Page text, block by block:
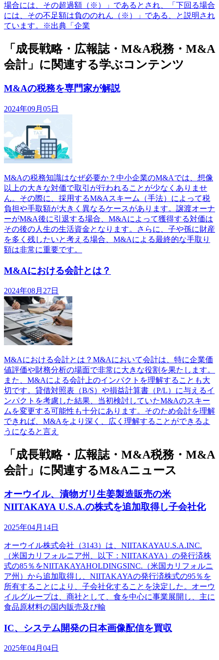
場合には、その超過額（※）」であるとされ、「下回る場合
には、その不足額は負ののれん（※）」である、と説明され
ています。※出典「企業
「成長戦略・広報誌・M&A税務・M&A
会計」に関連する学ぶコンテンツ
M&Aの税務を専門家が解説
2024年09月05日
M&Aの税務知識はなぜ必要か？中小企業のM&Aでは、想像
以上の大きな対価で取引が行われることが少なくありませ
ん。その際に、採用するM&Aスキーム（手法）によって税
負担や手取額が大きく異なるケースがあります。譲渡オーナ
ーがM&A後に引退する場合、M&Aによって獲得する対価は
その後の人生の生活資金となります。さらに、子や孫に財産
を多く残したいと考える場合、M&Aによる最終的な手取り
額は非常に重要です。
M&Aにおける会計とは？
2024年08月27日
M&Aにおける会計とは？M&Aにおいて会計は、特に企業価
値評価や財務分析の場面で非常に大きな役割を果たします。
また、M&Aによる会計上のインパクトを理解することも大
切です。貸借対照表（B/S）や損益計算書（P/L）に与えるイ
ンパクトを考慮した結果、当初検討していたM&Aのスキー
ムを変更する可能性も十分にあります。そのため会計を理解
できれば、M&Aをより深く、広く理解することができるよ
うになると言え
「成長戦略・広報誌・M&A税務・M&A
会計」に関連するM&Aニュース
オーウイル、漬物ガリ生姜製造販売の米
NIITAKAYA U.S.A.の株式を追加取得し子会社化
2025年04月14日
オーウイル株式会社（3143）は、NIITAKAYAU.S.A.INC.
（米国カリフォルニア州、以下：NIITAKAYA）の発行済株
式の85％をNIITAKAYAHOLDINGSINC.（米国カリフォルニ
ア州）から追加取得し、NIITAKAYAの発行済株式の95％を
所有することにより、子会社化することを決定した。オーウ
イルグループは、商社として、食を中心に事業展開し、主に
食品原材料の国内販売及び輸
IC、システム開発の日本画像配信を買収
2025年04月04日